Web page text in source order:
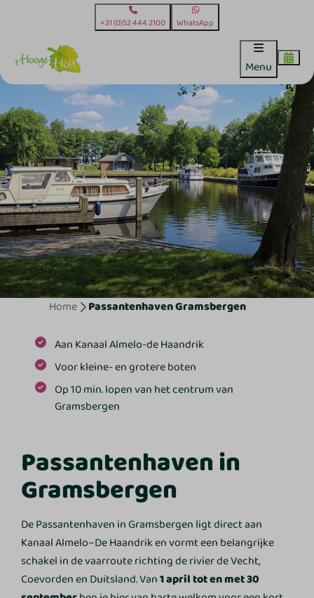
+31 (0)52 444 2100 WhatsApp
Menu
Home Passantenhaven Gramsbergen
Aan Kanaal Almelo-de Haandrik
Voor kleine- en grotere boten
Op 10 min. lopen van het centrum van
Gramsbergen
Passantenhaven in
Gramsbergen
De Passantenhaven in Gramsbergen ligt direct aan
Kanaal Almelo–De Haandrik en vormt een belangrijke
schakel in de vaarroute richting de rivier de Vecht,
Coevorden en Duitsland. Van1 april tot en met 30